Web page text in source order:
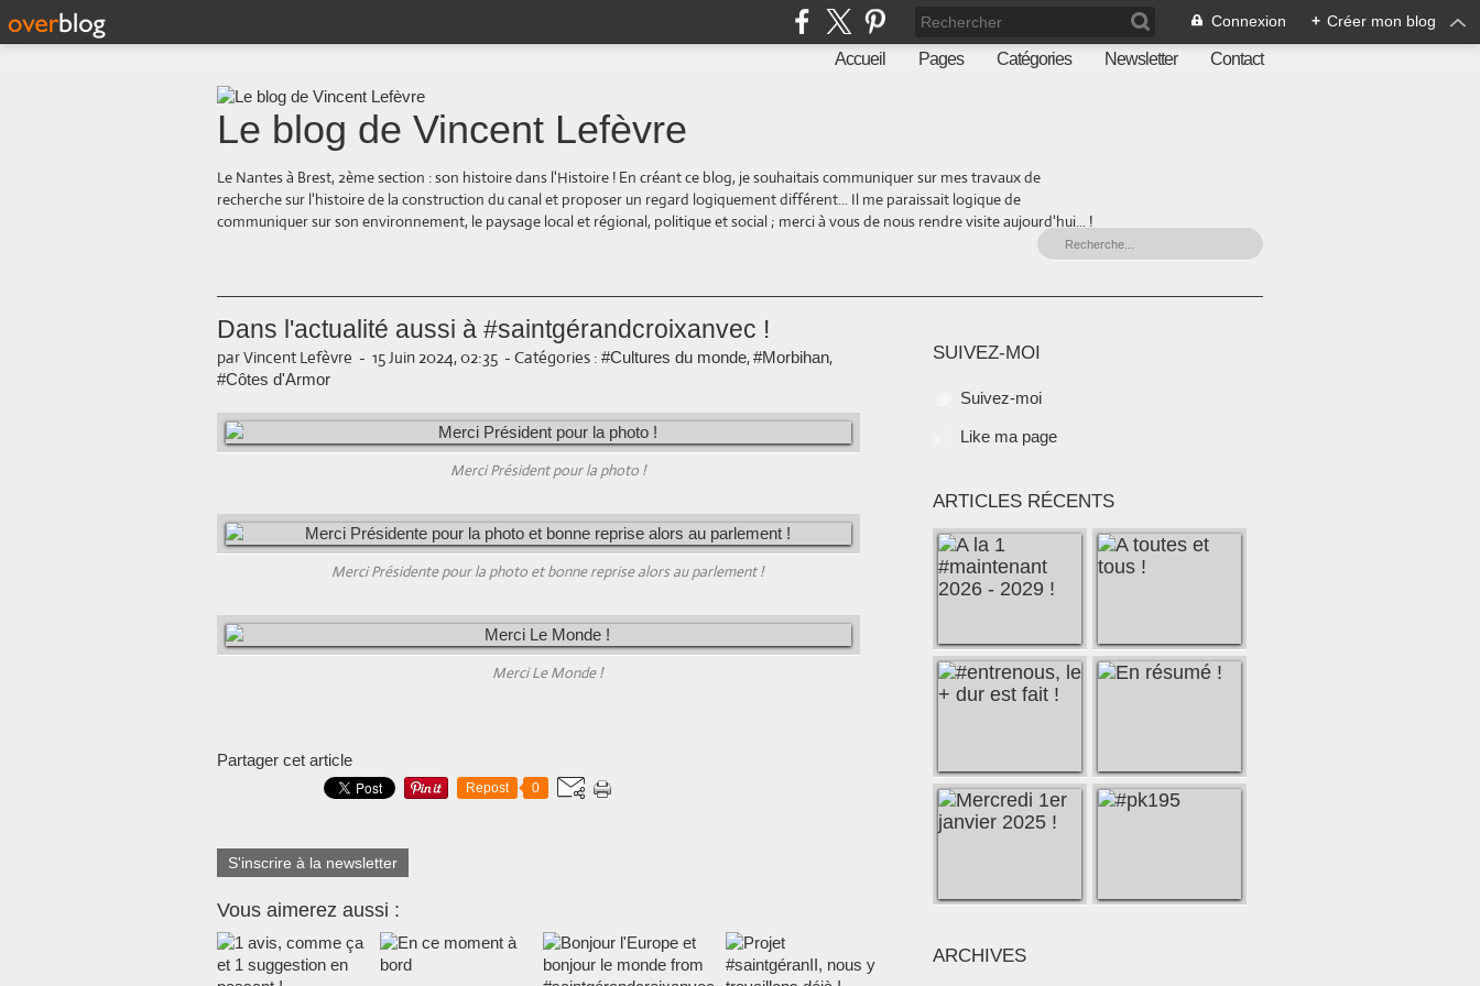
Connexion + Créer mon blog
Accueil Pages Catégories Newsletter Contact
Le blog de Vincent Lefèvre
Le Nantes à Brest, 2ème section : son histoire dans l'Histoire ! En créant ce blog, je souhaitais communiquer sur mes travaux de
recherche sur l'histoire de la construction du canal et proposer un regard logiquement différent... Il me paraissait logique de
communiquer sur son environnement, le paysage local et régional, politique et social ; merci à vous de nous rendre visite aujourd'hui... !
Dans l'actualité aussi à #saintgérandcroixanvec !
par Vincent Lefèvre - 15 Juin 2024, 02:35 - Catégories : #Cultures du monde,#Morbihan,
#Côtes d'Armor
Merci Président pour la photo !
Merci Présidente pour la photo et bonne reprise alors au parlement !
Merci Le Monde !
Partager cet article
Repost 0
S'inscrire à la newsletter
Vous aimerez aussi :
SUIVEZ-MOI
Suivez-moi
Like ma page
ARTICLES RÉCENTS
ARCHIVES